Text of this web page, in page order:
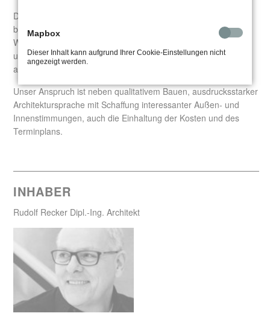
Die Rahmenbedingungen für unsere individuellen Lösungen
bilden die Anforderung der Nutzer, sowie die örtliche Situation.
Wichtige Inspirationsquellen sind die Vielfältigkeit des Lebens
und selbstbewusste Bauherren mit Vertrauen und Freude an
anspruchsvoller Architektur.
Unser Anspruch ist neben qualitativem Bauen, ausdrucksstarker
Architektursprache mit Schaffung interessanter Außen- und
Innenstimmungen, auch die Einhaltung der Kosten und des
Terminplans.
INHABER
Rudolf Recker Dipl.-Ing. Architekt
Mapbox
Dieser Inhalt kann aufgrund Ihrer Cookie-Einstellungen nicht
angezeigt werden.